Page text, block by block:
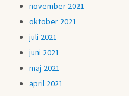
november 2021
oktober 2021
juli 2021
juni 2021
maj 2021
april 2021